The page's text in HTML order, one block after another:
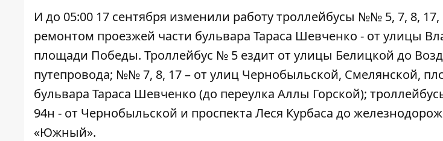
И до 05:00 17 сентября изменили работу троллейбусы №№ 5, 7, 8, 17,
ремонтом проезжей части бульвара Тараса Шевченко - от улицы
площади Победы. Троллейбус № 5 ездит от улицы Белицкой до
путепровода; №№ 7, 8, 17 – от улиц Чернобыльской, Смелянской,
бульвара Тараса Шевченко (до переулка Аллы Горской);
94н - от Чернобыльской и проспекта Леся Курбаса до
«Южный».